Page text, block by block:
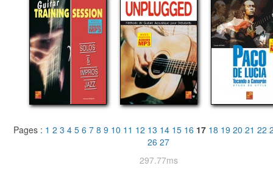
Pages : 1 2 3 4 5 6 7 8 9 10 11 12 13 14 15 16 17 18 19 20 21 22
26 27
297.77ms